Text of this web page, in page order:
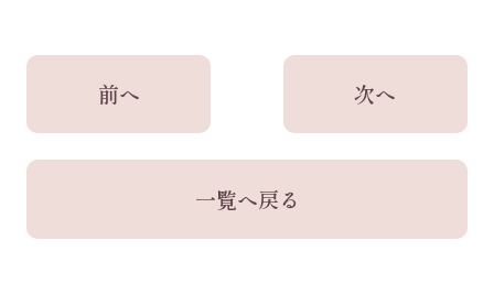
前へ
一覧へ戻る
次へ